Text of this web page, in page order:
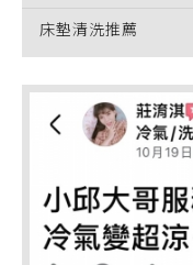
床墊清洗推薦